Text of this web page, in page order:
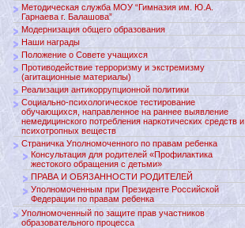
Методическая служба МОУ “Гимназия им. Ю.А.
Гарнаева г. Балашова”
Модернизация общего образования
Наши награды
Положение о Совете учащихся
Противодействие терроризму и экстремизму
(агитационные материалы)
Реализация антикоррупционной политики
Социально-психологическое тестирование
обучающихся, направленное на раннее выявление
немедицинского потребления наркотических средств и
психотропных веществ
Страничка Уполномоченного по правам ребенка
Консультация для родителей «Профилактика
жестокого обращения с детьми»
ПРАВА И ОБЯЗАННОСТИ РОДИТЕЛЕЙ
Уполномоченным при Президенте Российской
Федерации по правам ребенка
Уполномоченный по защите прав участников
образовательного процесса